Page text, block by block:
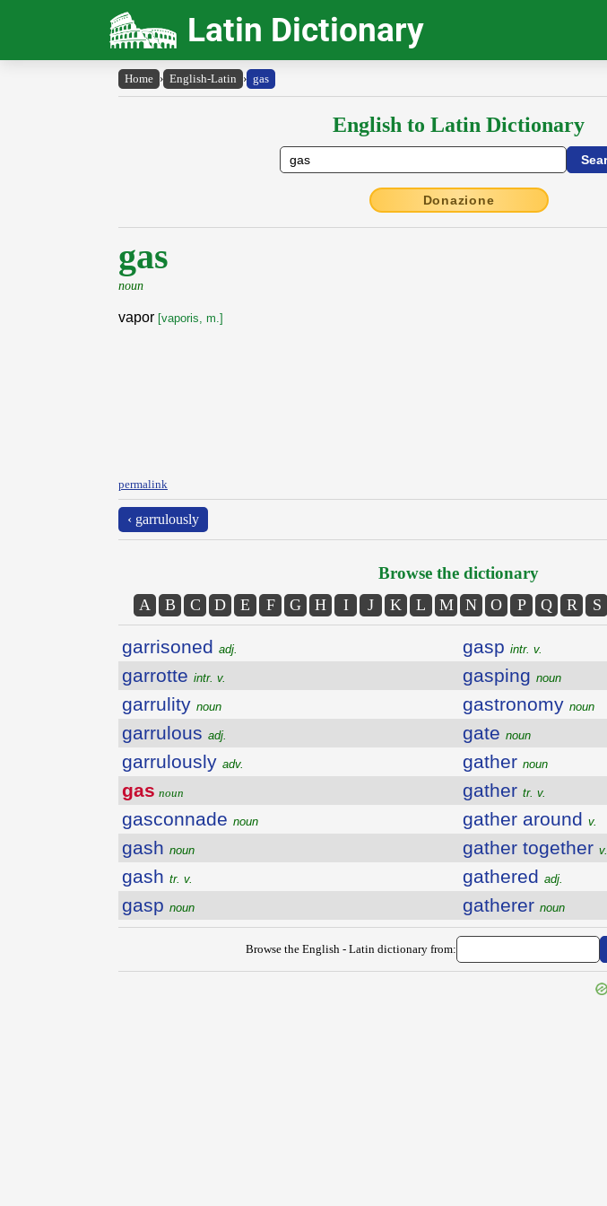
Latin Dictionary
Home › English-Latin › gas
English to Latin Dictionary
Donazione
gas
noun
vapor [vaporis, m.]
permalink
‹ garrulously
Browse the dictionary
A B C D E F G H I J K L M N O P Q R S
garrisoned adj.
garrotte intr. v.
garrulity noun
garrulous adj.
garrulously adv.
gas noun
gasconnade noun
gash noun
gash tr. v.
gasp noun
gasp intr. v.
gasping noun
gastronomy noun
gate noun
gather noun
gather tr. v.
gather around v.
gather together v.
gathered adj.
gatherer noun
Browse the English - Latin dictionary from: